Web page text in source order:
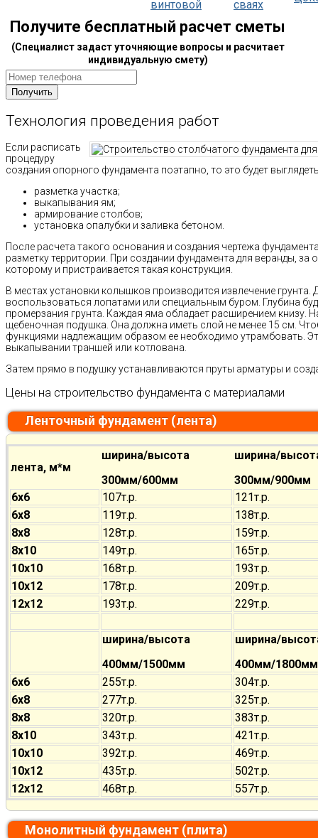
винтовой сваях
Получите бесплатный расчет сметы
(Специалист задаст уточняющие вопросы и расчитает
индивидуальную смету)
Технология проведения работ
Если расписать
процедуру
создания опорного фундамента поэтапно, то это будет
разметка участка;
выкапывания ям;
армирование столбов;
установка опалубки и заливка бетоном.
После расчета такого основания и создания чертежа
разметку территории. При создании фундамента для веранды, за
которому и пристраивается такая конструкция.
В местах установки колышков производится извлечение
воспользоваться лопатами или специальным буром. Глубина
промерзания грунта. Каждая яма обладает расширением книзу.
щебеночная подушка. Она должна иметь слой не менее 15 см.
функциями надлежащим образом ее необходимо утрамбовать.
выкапывании траншей или котлована.
Затем прямо в подушку устанавливаются пруты арматуры и
Цены на строительство фундамента с материалами
Ленточный фундамент (лента)
лента, м*м
ширина/высота
300мм/600мм
ширина/
300мм/900мм
6х6
107т.р.
121т.р.
6х8
119т.р.
138т.р.
8х8
128т.р.
159т.р.
8х10
149т.р.
165т.р.
10х10
168т.р.
193т.р.
10х12
178т.р.
209т.р.
12х12
193т.р. 229т.р.
ширина/высота
400мм/1500мм
ширина/
400мм/1800мм
6х6
255т.р.
304т.р.
6х8
277т.р.
325т.р.
8х8
320т.р.
383т.р.
8х10
343т.р.
421т.р.
10х10
392т.р.
469т.р.
10х12
435т.р.
502т.р.
12х12
468т.р. 557т.р.
Монолитный фундамент (плита)